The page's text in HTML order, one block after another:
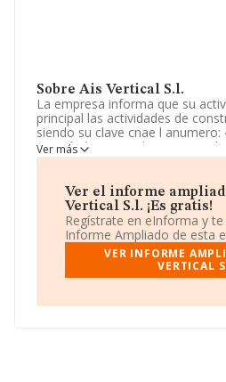
Sobre Ais Vertical S.l.
La empresa informa que su
principal las actividades de
siendo su clave cnae l anumero:
actividades secundarias: 7410
especializados; 9499
referencia CNAE corresponde a
construcción especializada
4399. La sociedad no tiene
exteriores.
La empresaAis Vertical S.L,
domicilio fiscal en Calle Gran Via
Ver más
Ver el informe
Vertical S.l. ¡Es gratis!
Regístrate en eInforma y
Informe Ampliado de esta
VER INFORME
VERTICAL